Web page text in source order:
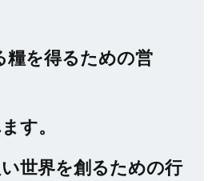
糧を得るための営
す。
世界を創るための行